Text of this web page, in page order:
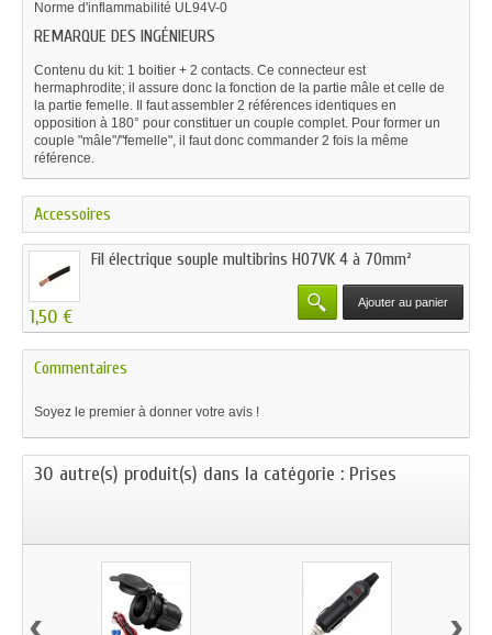
Norme d'inflammabilité UL94V-0
REMARQUE DES INGÉNIEURS
Contenu du kit: 1 boitier + 2 contacts. Ce connecteur est
hermaphrodite; il assure donc la fonction de la partie mâle et celle de
la partie femelle. Il faut assembler 2 références identiques en
opposition à 180° pour constituer un couple complet. Pour former un
couple "mâle"/"femelle", il faut donc commander 2 fois la même
référence.
Accessoires
Fil électrique souple multibrins H07VK 4 à 70mm²
1,50 €
Ajouter au panier
Commentaires
Soyez le premier à donner votre avis !
30 autre(s) produit(s) dans la catégorie : Prises
‹ ›